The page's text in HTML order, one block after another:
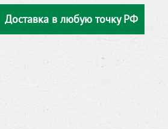
Доставка в любую точку РФ